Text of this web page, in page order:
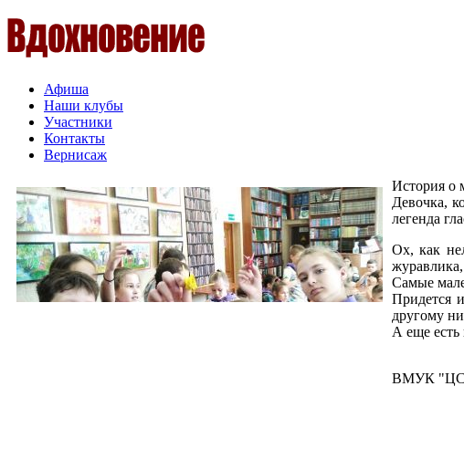
Афиша
Наши клубы
Участники
Контакты
Вернисаж
История о
Девочка,
легенда
Ох, как
Самые
Придется
другому
А еще есть
ВМУК